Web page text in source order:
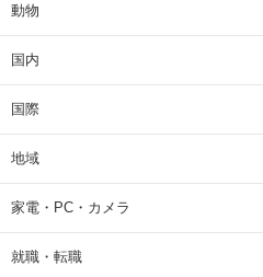
動物
国内
国際
地域
家電・PC・カメラ
就職・転職